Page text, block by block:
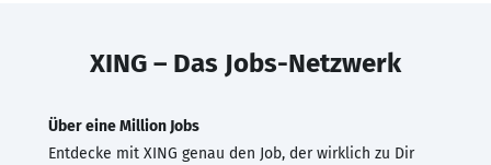
XING – Das Jobs-Netzwerk
Über eine Million Jobs
Entdecke mit XING genau den Job, der wirklich zu Dir